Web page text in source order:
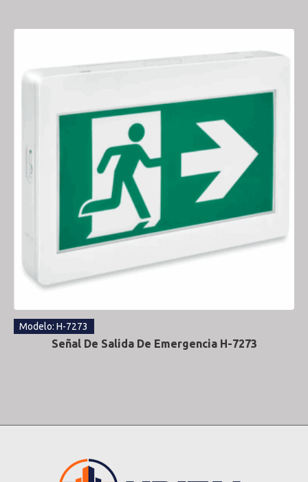
Modelo: H-7273
Señal De Salida De Emergencia H-7273